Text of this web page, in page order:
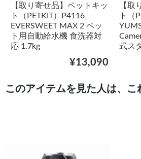
【取り寄せ品】ペットキッ
ト（PETKIT）P4116
EVERSWEET MAX 2 ペッ
ト用自動給水機 食洗器対
応 1.7kg
¥13,090
【取
ト（
式ス
このアイテムを見た人は、こ